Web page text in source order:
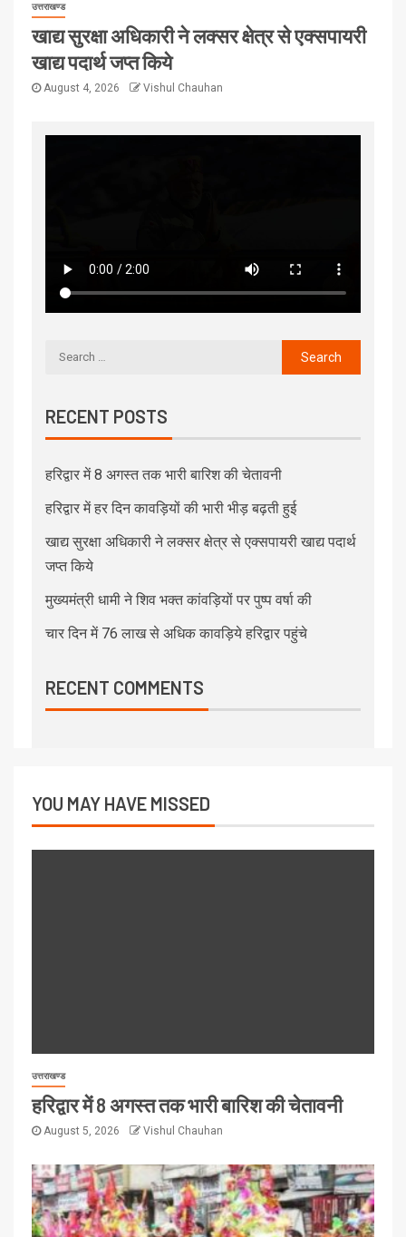
उत्तराखण्ड
खाद्य सुरक्षा अधिकारी ने लक्सर क्षेत्र से एक्सपायरी
खाद्य पदार्थ जप्त किये
August 4, 2026 Vishul Chauhan
RECENT POSTS
हरिद्वार में 8 अगस्त तक भारी बारिश की चेतावनी
हरिद्वार में हर दिन कावड़ियों की भारी भीड़ बढ़ती हुई
खाद्य सुरक्षा अधिकारी ने लक्सर क्षेत्र से एक्सपायरी खाद्य पदार्थ
जप्त किये
मुख्यमंत्री धामी ने शिव भक्त कांवड़ियों पर पुष्प वर्षा की
चार दिन में 76 लाख से अधिक कावड़िये हरिद्वार पहुंचे
RECENT COMMENTS
YOU MAY HAVE MISSED
उत्तराखण्ड
हरिद्वार में 8 अगस्त तक भारी बारिश की चेतावनी
August 5, 2026 Vishul Chauhan